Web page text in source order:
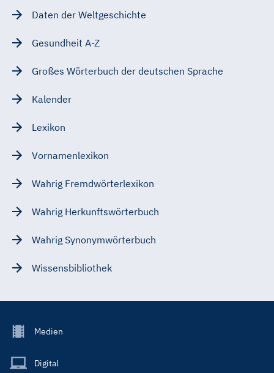
Daten der Weltgeschichte
Gesundheit A-Z
Großes Wörterbuch der deutschen Sprache
Kalender
Lexikon
Vornamenlexikon
Wahrig Fremdwörterlexikon
Wahrig Herkunftswörterbuch
Wahrig Synonymwörterbuch
Wissensbibliothek
Footer
Main
Medien
Digital